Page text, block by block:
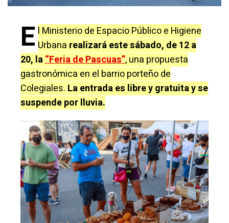
E l Ministerio de Espacio Público e Higiene
Urbana realizaráeste sábado, de 12 a
20, la“Feria de Pascuas”, una propuesta
gastronómica en el barrio porteño de
Colegiales. La entrada es libre y gratuita y se
suspende por lluvia.